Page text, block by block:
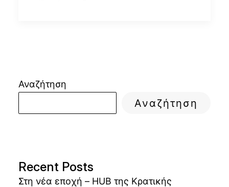
Αναζήτηση
Αναζήτηση
Recent Posts
Στη νέα εποχή – HUB της Κρατικής